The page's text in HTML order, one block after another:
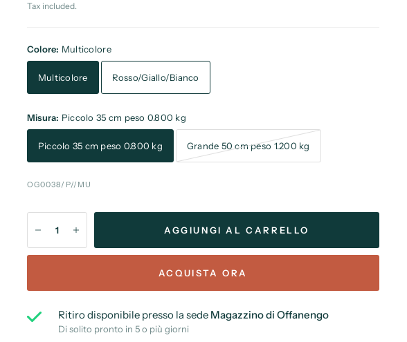
Tax included.
Colore: Multicolore
Multicolore Rosso/Giallo/Bianco
Misura: Piccolo 35 cm peso 0.800 kg
Piccolo 35 cm peso 0.800 kg Grande 50 cm peso 1.200 kg
OG0038/P//MU
AGGIUNGI AL CARRELLO
ACQUISTA ORA
Ritiro disponibile presso la sede Magazzino di Offanengo
Di solito pronto in 5 o più giorni